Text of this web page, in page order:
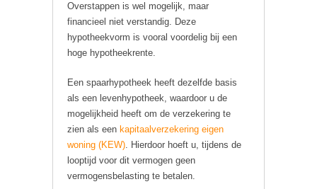
Overstappen is wel mogelijk, maar
financieel niet verstandig. Deze
hypotheekvorm is vooral voordelig bij een
hoge hypotheekrente.
Een spaarhypotheek heeft dezelfde basis
als een levenhypotheek, waardoor u de
mogelijkheid heeft om de verzekering te
zien als een kapitaalverzekering eigen
woning (KEW). Hierdoor hoeft u, tijdens de
looptijd voor dit vermogen geen
vermogensbelasting te betalen.